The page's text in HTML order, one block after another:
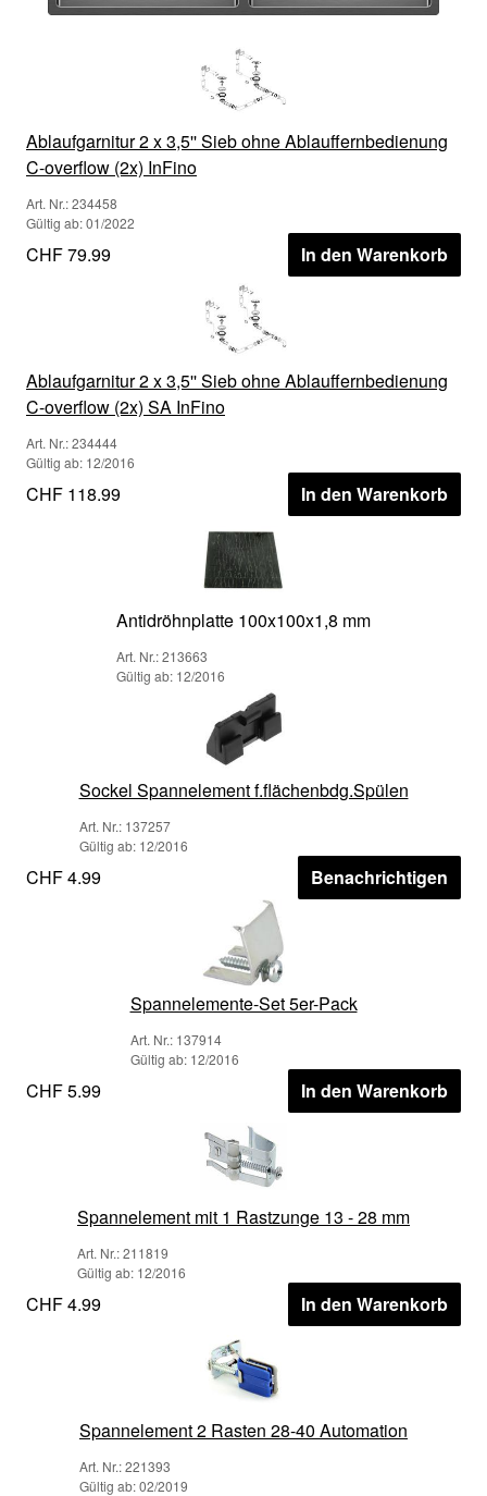
Ablaufgarnitur 2 x 3,5'' Sieb ohne Ablauffernbedienung
C-overflow (2x) InFino
Art. Nr.: 234458
Gültig ab: 01/2022
CHF 79.99 In den Warenkorb
Ablaufgarnitur 2 x 3,5'' Sieb ohne Ablauffernbedienung
C-overflow (2x) SA InFino
Art. Nr.: 234444
Gültig ab: 12/2016
CHF 118.99 In den Warenkorb
Antidröhnplatte 100x100x1,8 mm
Art. Nr.: 213663
Gültig ab: 12/2016
Sockel Spannelement f.flächenbdg.Spülen
Art. Nr.: 137257
Gültig ab: 12/2016
CHF 4.99 Benachrichtigen
Spannelemente-Set 5er-Pack
Art. Nr.: 137914
Gültig ab: 12/2016
CHF 5.99 In den Warenkorb
Spannelement mit 1 Rastzunge 13 - 28 mm
Art. Nr.: 211819
Gültig ab: 12/2016
CHF 4.99 In den Warenkorb
Spannelement 2 Rasten 28-40 Automation
Art. Nr.: 221393
Gültig ab: 02/2019